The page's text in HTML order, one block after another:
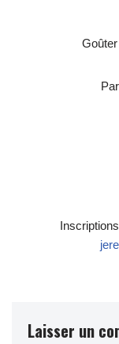
Laisser un